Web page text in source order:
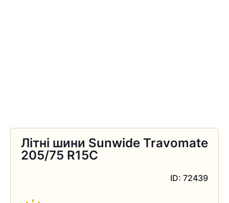
Літні шини Sunwide Travomate
205/75 R15C
ID: 72439